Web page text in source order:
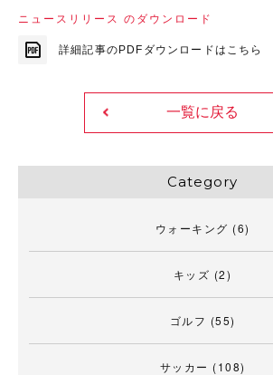
ニュースリリース のダウンロード
詳細記事のPDFダウンロードはこちら
一覧に戻る
Category
ウォーキング (6)
キッズ (2)
ゴルフ (55)
サッカー (108)